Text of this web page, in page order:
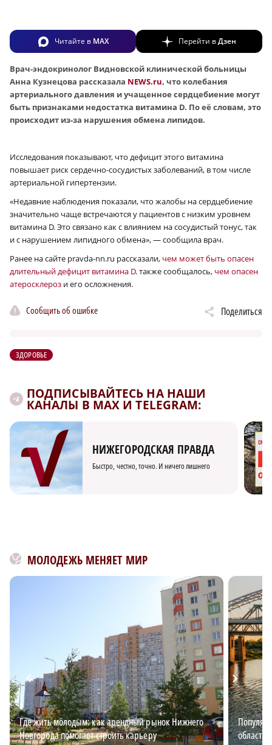
Читайте в MAX Перейти вДзен
Врач-эндокринолог Видновской клинической больницы
Анна Кузнецова рассказала NEWS.ru, что колебания
артериального давления и учащенное сердцебиение могут
быть признаками недостатка витамина D. По её словам, это
происходит из-за нарушения обмена липидов.
Исследования показывают, что дефицит этого витамина
повышает риск сердечно-сосудистых заболеваний, в том числе
артериальной гипертензии.
«Недавние наблюдения показали, что жалобы на сердцебиение
значительно чаще встречаются у пациентов с низким уровнем
витамина D. Это связано как с влиянием на сосудистый тонус, так
и с нарушением липидного обмена», — сообщила врач.
Ранее на сайте pravda-nn.ru рассказали, чем может быть опасен
длительный дефицит витамина D. также сообщалось, чем опасен
атеросклероз и его осложнения.
Сообщить об ошибке Поделиться
ЗДОРОВЬЕ
ПОДПИСЫВАЙТЕСЬ НА НАШИ
КАНАЛЫ В MAX И TELEGRAM:
НИЖЕГОРОДСКАЯ ПРАВДА
Быстро, честно, точно. И ничего лишнего
МОЛОДЕЖЬ МЕНЯЕТ МИР
Где жить молодым: как арендный рынок Нижнего
Новгорода помогает строить карьеру
области